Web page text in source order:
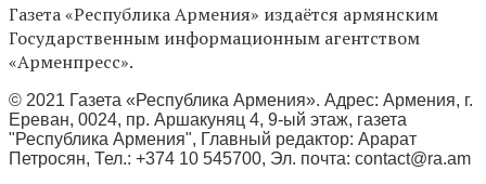
Газета «Республика Армения» издаётся армянским
Государственным информационным агентством
«Арменпресс».
© 2021 Газета «Республика Армения». Адрес: Армения, г.
Ереван, 0024, пр. Аршакуняц 4, 9-ый этаж, газета
"Республика Армения", Главный редактор: Арарат
Петросян, Тел.: +374 10 545700, Эл. почта: contact@ra.am